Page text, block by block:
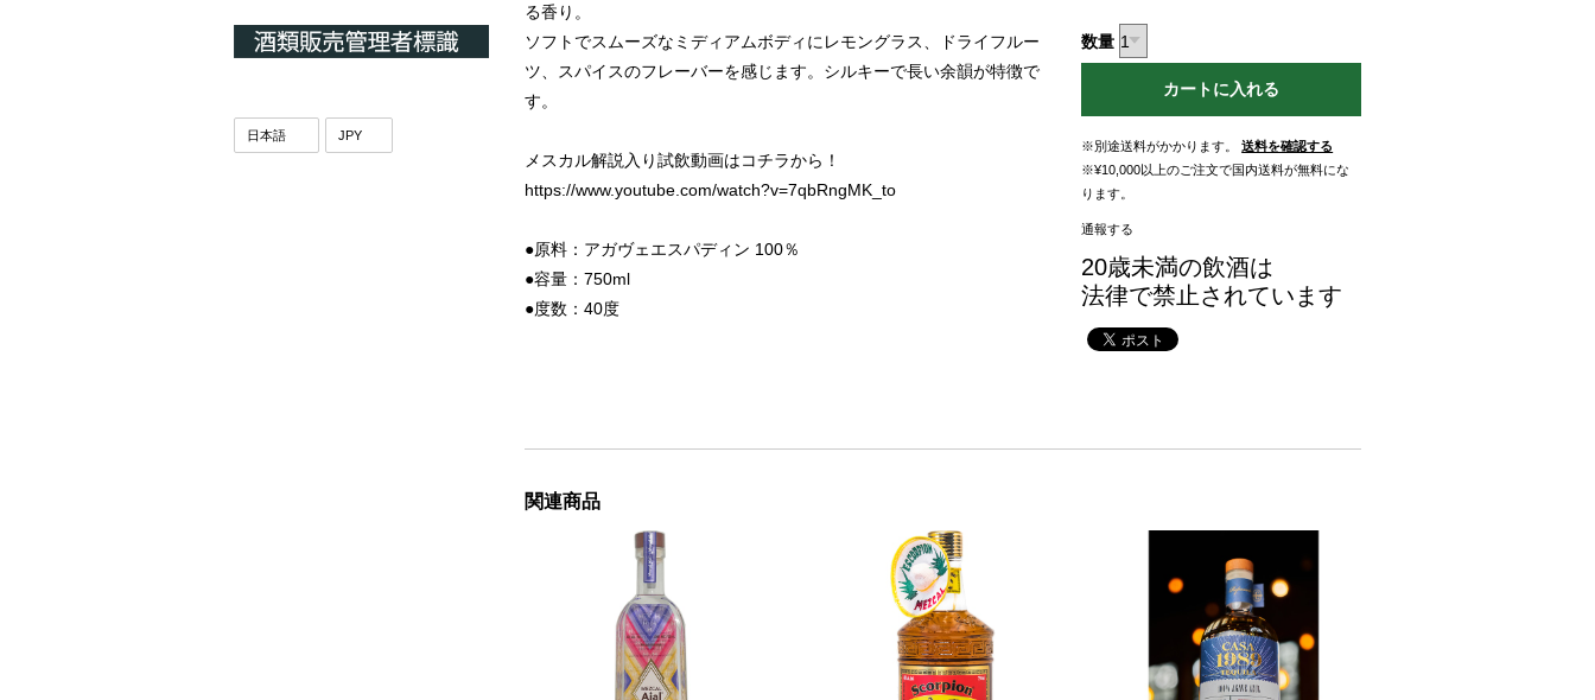
る香り。
ソフトでスムーズなミディアムボディにレモングラス、ドライフルー
ツ、スパイスのフレーバーを感じます。シルキーで長い余韻が特徴で
す。
メスカル解説入り試飲動画はコチラから！
https://www.youtube.com/watch?v=7qbRngMK_to
●原料：アガヴェエスパディン 100％
●容量：750ml
●度数：40度
数量
カートに入れる
※別途送料がかかります。
送料を確認する
※¥10,000以上のご注文で国内送料が無料にな
ります。
通報する
20歳未満の飲酒は
法律で禁止されています
関連商品